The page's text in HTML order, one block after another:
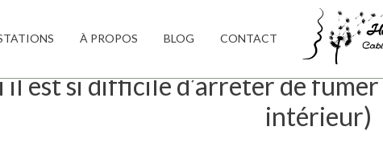
À PROPOS BLOG CONTACT
est si difficile d’arrêter de
intérieur)